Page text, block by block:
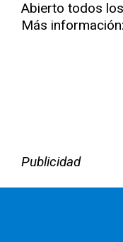
Abierto todos
Más información:
Publicidad